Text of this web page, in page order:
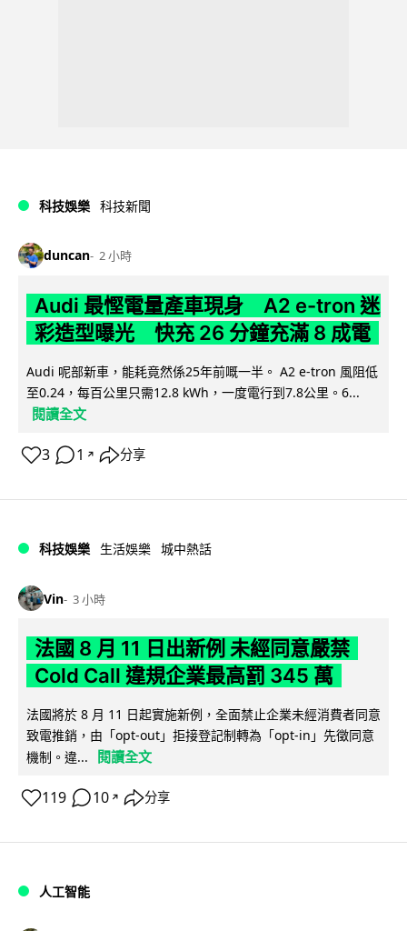
科技娛樂 科技新聞
duncan 2 小時
Audi 最慳電量產車現身 A2 e-tron 迷
彩造型曝光 快充 26 分鐘充滿 8 成電
Audi 呢部新車，能耗竟然係25年前嘅一半。 A2 e-tron 風阻低
至0.24，每百公里只需12.8 kWh，一度電行到7.8公里。6...
閱讀全文
3 1 ↗ 分享
科技娛樂 生活娛樂 城中熱話
Vin 3 小時
法國 8 月 11 日出新例 未經同意嚴禁
Cold Call 違規企業最高罰 345 萬
法國將於 8 月 11 日起實施新例，全面禁止企業未經消費者同意
致電推銷，由「opt-out」拒接登記制轉為「opt-in」先徵同意
機制。違...
閱讀全文
119 10 ↗ 分享
人工智能